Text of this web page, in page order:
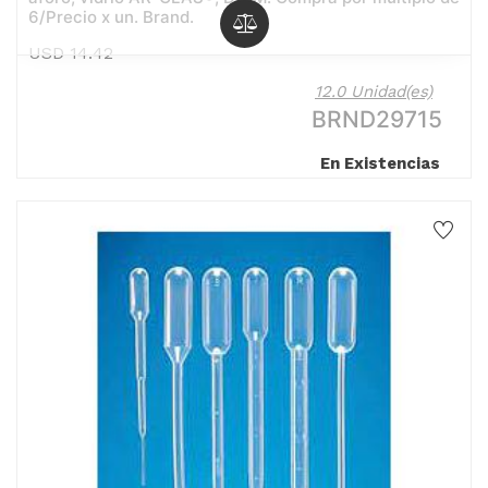
6/Precio x un. Brand.
USD 14.42
12.0 Unidad(es)
BRND29715
En Existencias